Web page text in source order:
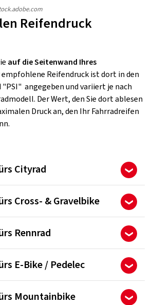
Reifendruck
auf die Seitenwand Ihres
empfohlene Reifendruck ist dort in den
angegeben und variiert je nach
Der Wert, den Sie dort ablesen
Druck an, den Ihr Fahrradreifen
Cityrad
Cross- & Gravelbike
Rennrad
E-Bike / Pedelec
Mountainbike